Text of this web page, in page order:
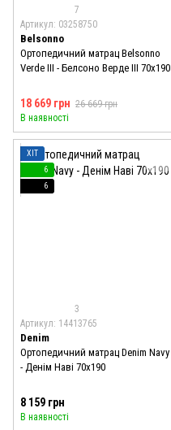
7
Артикул: 03258750
Belsonno
Ортопедичний матрац Belsonno
Verde III - Белсоно Верде III 70x190
18 669 грн 26 669 грн
В наявності
ХІТ
6
6
3
Артикул: 14413765
Denim
Ортопедичний матрац Denim Navy
- Денім Наві 70x190
8 159 грн
В наявності